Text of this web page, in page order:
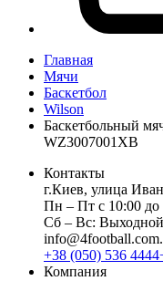
Главная
Мячи
Баскетбол
Wilson
Баскетбольный
WZ3007001XB
Контакты
г.Киев, улица
Пн ‒ Пт с 10:00 до
Сб ‒ Вс: Выходной
+38 (050) 536 4444
Компания